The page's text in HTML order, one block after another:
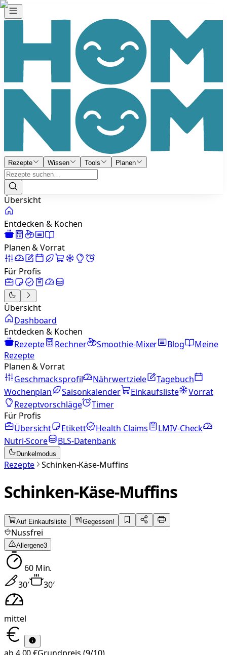
Rezepte Wissen Tools Planen
Übersicht
Entdecken & Kochen
Planen & Vorrat
Für Profis
Übersicht
Dashboard
Entdecken & Kochen
Rezepte
Rechner Smoothie-Mixer Blog
Meine
Rezepte
Planen & Vorrat
Geschmacksprofil
Nährwertziele
Tagebuch
Wochenplan
Saisonkalender Einkaufsliste
Vorrat
Rezeptvorschläge
Timer
Für Profis
Übersicht
Etikett Health Claims
LMIV-Check
Nutri-Score
BLS-Datenbank
Dunkelmodus
Rezepte Schinken-Käse-Muffins
Schinken-Käse-Muffins
Auf Einkaufsliste Gegessen!
Nussfrei
Allergene3
60Min.
30′ 30′
mittel